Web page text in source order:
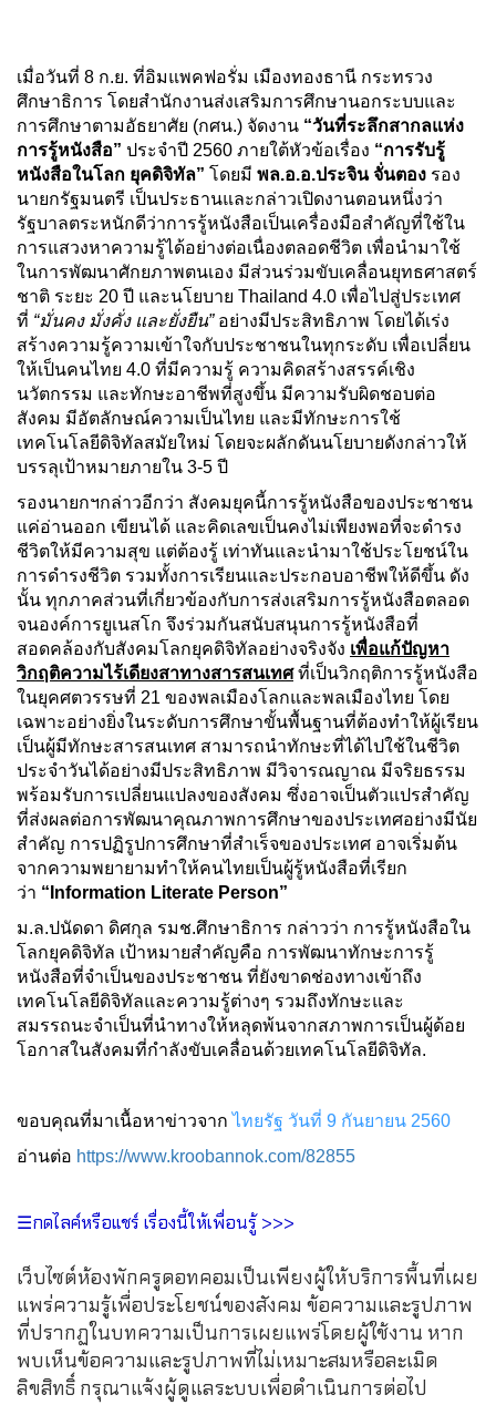
เมื่อวันที่ 8 ก.ย. ที่อิมแพคฟอรั่ม เมืองทองธานี กระทรวง
ศึกษาธิการ โดยสำนักงานส่งเสริมการศึกษานอกระบบและ
การศึกษาตามอัธยาศัย (กศน.) จัดงาน “วันที่ระลึกสากลแห่ง
การรู้หนังสือ” ประจำปี 2560 ภายใต้หัวข้อเรื่อง “การรับรู้
หนังสือในโลก ยุคดิจิทัล” โดยมี พล.อ.อ.ประจิน จั่นตอง รอง
นายกรัฐมนตรี เป็นประธานและกล่าวเปิดงานตอนหนึ่งว่า
รัฐบาลตระหนักดีว่าการรู้หนังสือเป็นเครื่องมือสำคัญที่ใช้ใน
การแสวงหาความรู้ได้อย่างต่อเนื่องตลอดชีวิต เพื่อนำมาใช้
ในการพัฒนาศักยภาพตนเอง มีส่วนร่วมขับเคลื่อนยุทธศาสตร์
ชาติ ระยะ 20 ปี และนโยบาย Thailand 4.0 เพื่อไปสู่ประเทศ
ที่ “มั่นคง มั่งคั่ง และยั่งยืน”อย่างมีประสิทธิภาพ โดยได้เร่ง
สร้างความรู้ความเข้าใจกับประชาชนในทุกระดับ เพื่อเปลี่ยน
ให้เป็นคนไทย 4.0 ที่มีความรู้ ความคิดสร้างสรรค์เชิง
นวัตกรรม และทักษะอาชีพที่สูงขึ้น มีความรับผิดชอบต่อ
สังคม มีอัตลักษณ์ความเป็นไทย และมีทักษะการใช้
เทคโนโลยีดิจิทัลสมัยใหม่ โดยจะผลักดันนโยบายดังกล่าวให้
บรรลุเป้าหมายภายใน 3-5 ปี
รองนายกฯกล่าวอีกว่า สังคมยุคนี้การรู้หนังสือของประชาชน
แค่อ่านออก เขียนได้ และคิดเลขเป็นคงไม่เพียงพอที่จะดำรง
ชีวิตให้มีความสุข แต่ต้องรู้ เท่าทันและนำมาใช้ประโยชน์ใน
การดำรงชีวิต รวมทั้งการเรียนและประกอบอาชีพให้ดีขึ้น ดัง
นั้น ทุกภาคส่วนที่เกี่ยวข้องกับการส่งเสริมการรู้หนังสือตลอด
จนองค์การยูเนสโก จึงร่วมกันสนับสนุนการรู้หนังสือที่
สอดคล้องกับสังคมโลกยุคดิจิทัลอย่างจริงจัง เพื่อแก้ปัญหา
วิกฤติความไร้เดียงสาทางสารสนเทศที่เป็นวิกฤติการรู้หนังสือ
ในยุคศตวรรษที่ 21 ของพลเมืองโลกและพลเมืองไทย โดย
เฉพาะอย่างยิ่งในระดับการศึกษาขั้นพื้นฐานที่ต้องทำให้ผู้เรียน
เป็นผู้มีทักษะสารสนเทศ สามารถนำทักษะที่ได้ไปใช้ในชีวิต
ประจำวันได้อย่างมีประสิทธิภาพ มีวิจารณญาณ มีจริยธรรม
พร้อมรับการเปลี่ยนแปลงของสังคม ซึ่งอาจเป็นตัวแปรสำคัญ
ที่ส่งผลต่อการพัฒนาคุณภาพการศึกษาของประเทศอย่างมีนัย
สำคัญ การปฏิรูปการศึกษาที่สำเร็จของประเทศ อาจเริ่มต้น
จากความพยายามทำให้คนไทยเป็นผู้รู้หนังสือที่เรียก
ว่า “Information Literate Person”
ม.ล.ปนัดดา ดิศกุล รมช.ศึกษาธิการ กล่าวว่า การรู้หนังสือใน
โลกยุคดิจิทัล เป้าหมายสำคัญคือ การพัฒนาทักษะการรู้
หนังสือที่จำเป็นของประชาชน ที่ยังขาดช่องทางเข้าถึง
เทคโนโลยีดิจิทัลและความรู้ต่างๆ รวมถึงทักษะและ
สมรรถนะจำเป็นที่นำทางให้หลุดพ้นจากสภาพการเป็นผู้ด้อย
โอกาสในสังคมที่กำลังขับเคลื่อนด้วยเทคโนโลยีดิจิทัล.
ขอบคุณที่มาเนื้อหาข่าวจากไทยรัฐ วันที่ 9 กันยายน 2560
อ่านต่อ https://www.kroobannok.com/82855
☰กดไลค์หรือแชร์ เรื่องนี้ให้เพื่อนรู้ >>>
เว็บไซต์ห้องพักครูดอทคอมเป็นเพียงผู้ให้บริการพื้นที่เผย
แพร่ความรู้เพื่อประโยชน์ของสังคม ข้อความและรูปภาพ
ที่ปรากฏในบทความเป็นการเผยแพร่โดยผู้ใช้งาน หาก
พบเห็นข้อความและรูปภาพที่ไม่เหมาะสมหรือละเมิด
ลิขสิทธิ์ กรุณาแจ้งผู้ดูแลระบบเพื่อดำเนินการต่อไป